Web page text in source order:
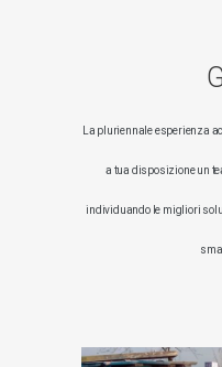
La pluriennale esperienza
a tua disposizione un
individuando le migliori